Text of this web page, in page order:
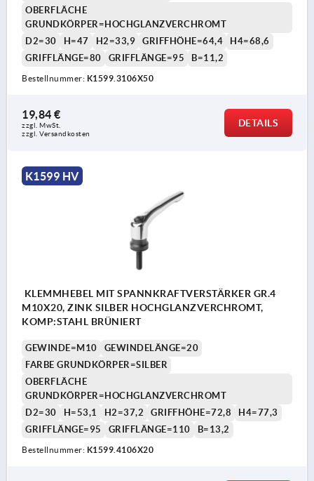
OBERFLÄCHE
GRUNDKÖRPER=HOCHGLANZVERCHROMT
D2=30
H=47 H2=33,9 GRIFFHÖHE=64,4
H4=68,6
GRIFFLÄNGE=80
GRIFFLÄNGE=95 B=11,2
Bestellnummer: K1599.3106X50
19,84 €
zzgl. MwSt.
zzgl. Versandkosten
DETAILS
K1599 HV
KLEMMHEBEL MIT SPANNKRAFTVERSTÄRKER GR.4
M10X20, ZINK SILBER HOCHGLANZVERCHROMT,
KOMP:STAHL BRÜNIERT
GEWINDE=M10
GEWINDELÄNGE=20
FARBE GRUNDKÖRPER=SILBER
OBERFLÄCHE
GRUNDKÖRPER=HOCHGLANZVERCHROMT
D2=30
H=53,1 H2=37,2 GRIFFHÖHE=72,8
H4=77,3
GRIFFLÄNGE=95
GRIFFLÄNGE=110 B=13,2
Bestellnummer: K1599.4106X20